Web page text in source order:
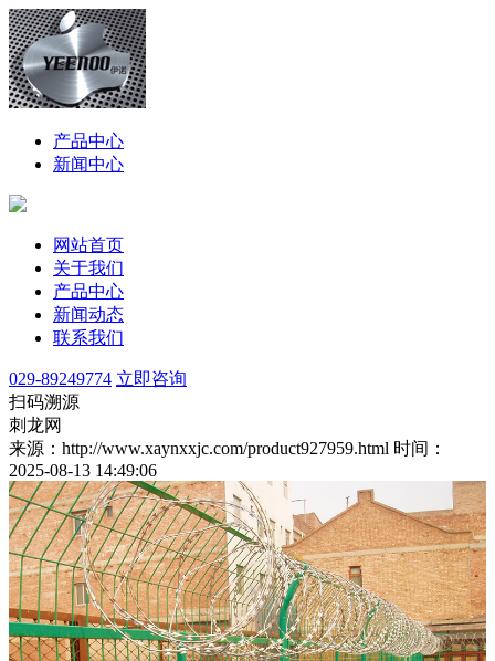
产品中心
新闻中心
网站首页
关于我们
产品中心
新闻动态
联系我们
029-89249774 立即咨询
扫码溯源
刺龙网
来源：http://www.xaynxxjc.com/product927959.html 时间：
2025-08-13 14:49:06